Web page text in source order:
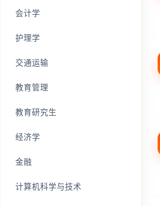
会计学
护理学
交通运输
教育管理
教育研究生
经济学
金融
计算机科学与技术